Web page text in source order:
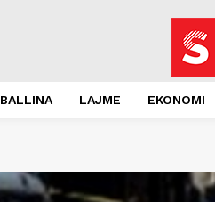
BALLINA LAJME EKONOMI